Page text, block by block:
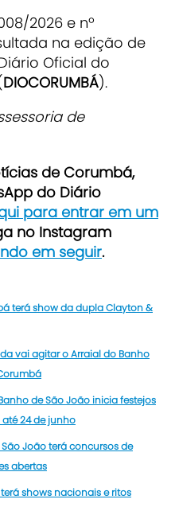
2026 e nº
na edição de
Oficial do
DIOCORUMBÁ).
de
de Corumbá,
do Diário
para entrar em um
no Instagram
em seguir.
terá show da dupla Clayton &
vai agitar o Arraial do Banho
de São João inicia festejos
24 de junho
João terá concursos de
abertas
shows nacionais e ritos